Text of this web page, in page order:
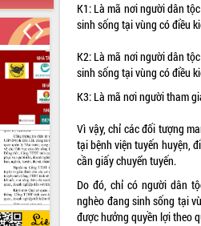
K1: Là mã nơi người dân
sinh sống tại vùng có điều
K2: Là mã nơi người dân
sinh sống tại vùng có điều
K3: Là mã nơi người tham
Vì vậy, chỉ các đối tượng
tại bệnh viện tuyến huyện,
cần giấy chuyển tuyến.
Do đó, chỉ có người dân
nghèo đang sinh sống tại
được hưởng quyền lợi theo